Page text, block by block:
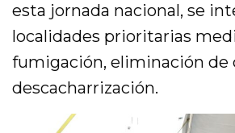
esta jornada nacional, se
localidades prioritarias
fumigación, eliminación de
descacharrización.